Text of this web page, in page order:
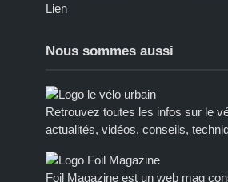
Lien
Nous sommes aussi
Retrouvez toutes les infos sur le
actualités, vidéos, conseils,
Foil Magazine est un web mag